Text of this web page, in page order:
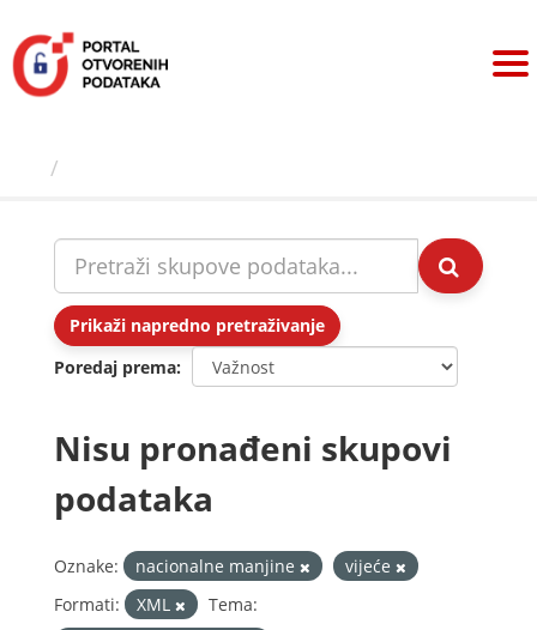
sadržaj
Prikaži napredno pretraživanje
Poredaj prema
Nisu pronađeni skupovi
podataka
Oznake: nacionalne manjine
vijeće
Formati:
XML
Tema: